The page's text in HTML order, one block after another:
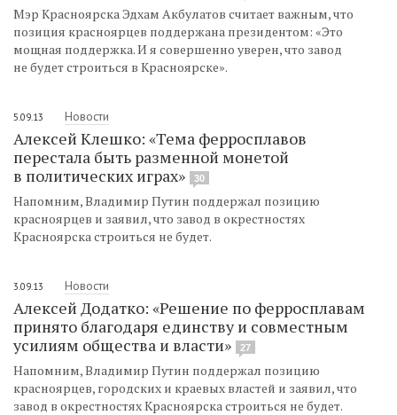
Мэр Красноярска Эдхам Акбулатов считает важным, что
позиция красноярцев поддержана президентом: «Это
мощная поддержка. И я совершенно уверен, что завод
не будет строиться в Красноярске».
5.09.13 Новости
Алексей Клешко: «Тема ферросплавов
перестала быть разменной монетой
в политических играх»
30
Напомним, Владимир Путин поддержал позицию
красноярцев и заявил, что завод в окрестностях
Красноярска строиться не будет.
3.09.13 Новости
Алексей Додатко: «Решение по ферросплавам
принято благодаря единству и совместным
усилиям общества и власти»
27
Напомним, Владимир Путин поддержал позицию
красноярцев, городских и краевых властей и заявил, что
завод в окрестностях Красноярска строиться не будет.